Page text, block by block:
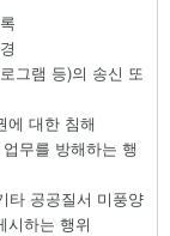
그램 등)의 송신 또
에 대한 침해
무를 방해하는 행
타 공공질서 미풍양
시하는 행위